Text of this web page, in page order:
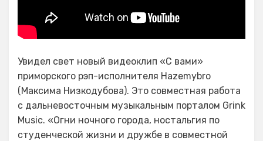
Увидел свет новый видеоклип «С вами»
приморского рэп-исполнителя Hazemybro
(Максима Низкодубова). Это совместная работа
с дальневосточным музыкальным порталом Grink
Music. «Огни ночного города, ностальгия по
студенческой жизни и дружбе в совместной